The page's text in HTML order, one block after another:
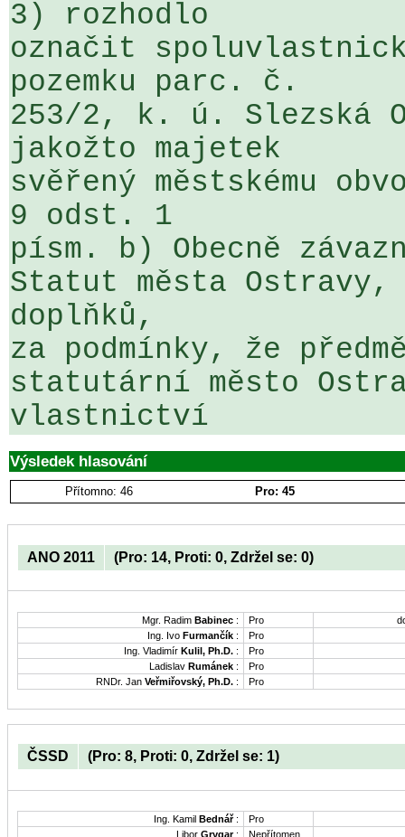
3) rozhodlo
označit
pozemku parc. č.
253/2, k. ú. Slezská
jakožto majetek
svěřený městskému
9 odst. 1
písm. b) Obecně
Statut města Ostravy,
doplňků,
za podmínky, že
statutární město
vlastnictví
Výsledek hlasování
Přítomno: 46 Pro: 45
ANO 2011 (Pro: 14, Proti: 0, Zdržel se: 0)
Mgr. Radim Babinec : Pro
Ing. Ivo Furmančík :
Pro
Ing. Vladimír Kulil, Ph.D. :
Pro
Ladislav Rumánek :
Pro
RNDr. Jan Veřmiřovský, Ph.D. : Pro
ČSSD (Pro: 8, Proti: 0, Zdržel se: 1)
Ing. Kamil Bednář:
Pro
Libor Grygar: Nepřítomen